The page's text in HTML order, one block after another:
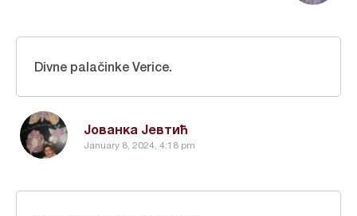
Јованка Јевтић
January 8, 2024, 4:18 pm
Divne palačinke Verice.